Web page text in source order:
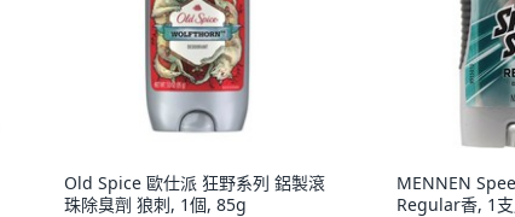
Old Spice 歐仕派 狂野系列 鋁製滾
珠除臭劑 狼刺, 1個, 85g
MENNEN
Regular香, 1